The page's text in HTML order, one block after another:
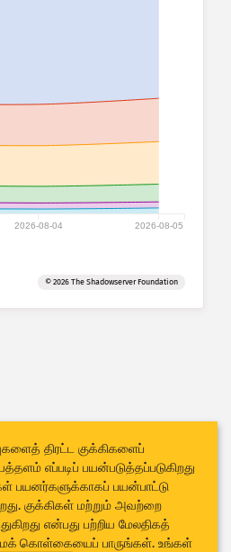
2026-08-04 2026-08-05
© 2026 The Shadowserver Foundation
திரட்ட குக்கிகளைப்
எப்படிப் பயன்படுத்தப்படுகிறது
பயனர்களுக்காகப் பயன்பாட்டு
குக்கிகள் மற்றும் அவற்றை
என்பது பற்றிய மேலதிகத்
கொள்கையைப் பாருங்கள். உங்கள்